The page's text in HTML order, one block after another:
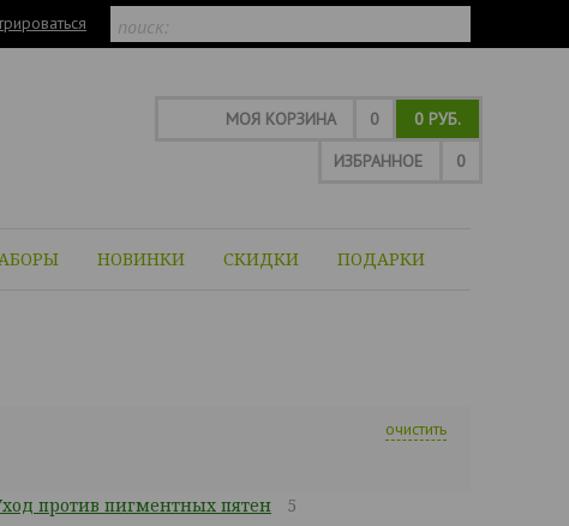
МОЯ КОРЗИНА 0
0 РУБ.
ИЗБРАННОЕ
0
НОВИНКИ СКИДКИ ПОДАРКИ
очистить
против пигментных пятен
5